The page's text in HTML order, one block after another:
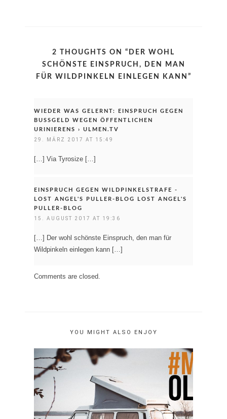
2 THOUGHTS ON “ DER WOHL
SCHÖNSTE EINSPRUCH, DEN MAN
FÜR WILDPINKELN EINLEGEN KANN ”
WIEDER WAS GELERNT: EINSPRUCH GEGEN
BUSSGELD WEGEN ÖFFENTLICHEN U
RINIERENS › ULMEN.TV
29. MÄRZ 2017 AT 15:49
[…] Via Tyrosize […]
EINSPRUCH GEGEN WILDPINKELSTRAFE -
LOST ANGEL'S PULLER-BLOG LOST ANGEL'S
PULLER-BLOG
15. AUGUST 2017 AT 19:36
[…] Der wohl schönste Einspruch, den man für
Wildpinkeln einlegen kann […]
Comments are closed.
YOU MIGHT ALSO ENJOY